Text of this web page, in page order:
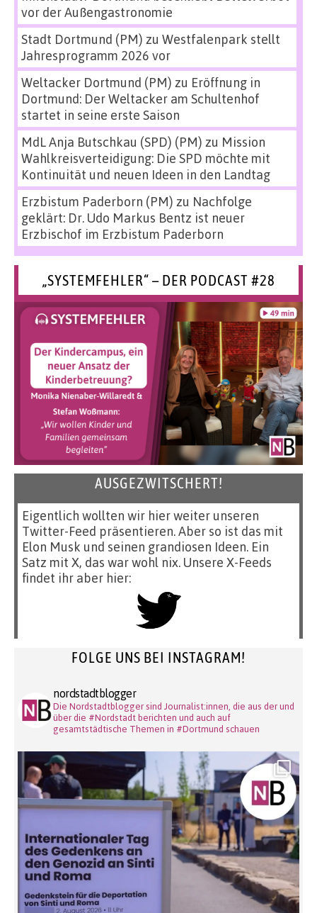
vor der Außengastronomie
Stadt Dortmund (PM) zu Westfalenpark stellt
Jahresprogramm 2026 vor
Weltacker Dortmund (PM) zu Eröffnung in
Dortmund: Der Weltacker am Schultenhof
startet in seine erste Saison
MdL Anja Butschkau (SPD) (PM) zu Mission
Wahlkreisverteidigung: Die SPD möchte mit
Kontinuität und neuen Ideen in den Landtag
Erzbistum Paderborn (PM) zu Nachfolge
geklärt: Dr. Udo Markus Bentz ist neuer
Erzbischof im Erzbistum Paderborn
„SYSTEMFEHLER“ – DER PODCAST #28
AUSGEZWITSCHERT!
Eigentlich wollten wir hier weiter unseren
Twitter-Feed präsentieren. Aber so ist das mit
Elon Musk und seinen grandiosen Ideen. Ein
Satz mit X, das war wohl nix. Unsere X-Feeds
findet ihr aber hier:
FOLGE UNS BEI INSTAGRAM!
nordstadtblogger
Die Nordstadtblogger sind Journalist:innen, die aus der und
über die #Nordstadt berichten und auch auf
gesamtstädtische Themen in #Dortmund schauen